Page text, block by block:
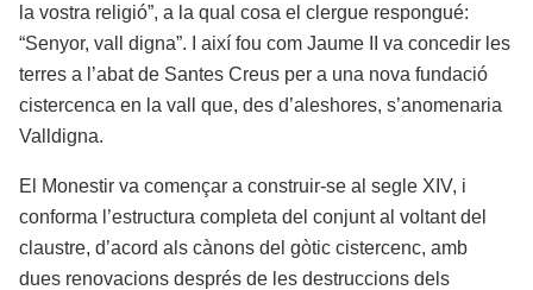
la vostra religió”, a la qual cosa el clergue respongué:
“Senyor, vall digna”. I així fou com Jaume II va concedir les
terres a l’abat de Santes Creus per a una nova fundació
cistercenca en la vall que, des d’aleshores, s’anomenaria
Valldigna.
El Monestir va començar a construir-se al segle XIV, i
conforma l’estructura completa del conjunt al voltant del
claustre, d’acord als cànons del gòtic cistercenc, amb
dues renovacions després de les destruccions dels